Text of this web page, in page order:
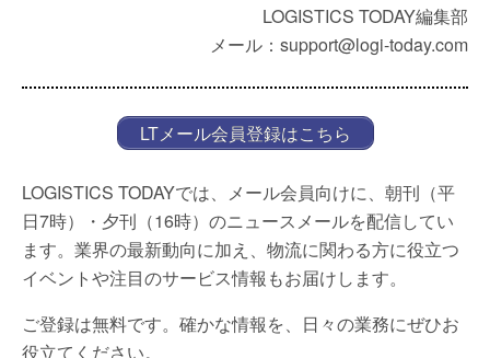
LOGISTICS TODAY編集部
メール：support@logi-today.com
LTメール会員登録はこちら
LOGISTICS TODAYでは、メール会員向けに、朝刊（平
日7時）・夕刊（16時）のニュースメールを配信してい
ます。業界の最新動向に加え、物流に関わる方に役立つ
イベントや注目のサービス情報もお届けします。
ご登録は無料です。確かな情報を、日々の業務にぜひお
役立てください。